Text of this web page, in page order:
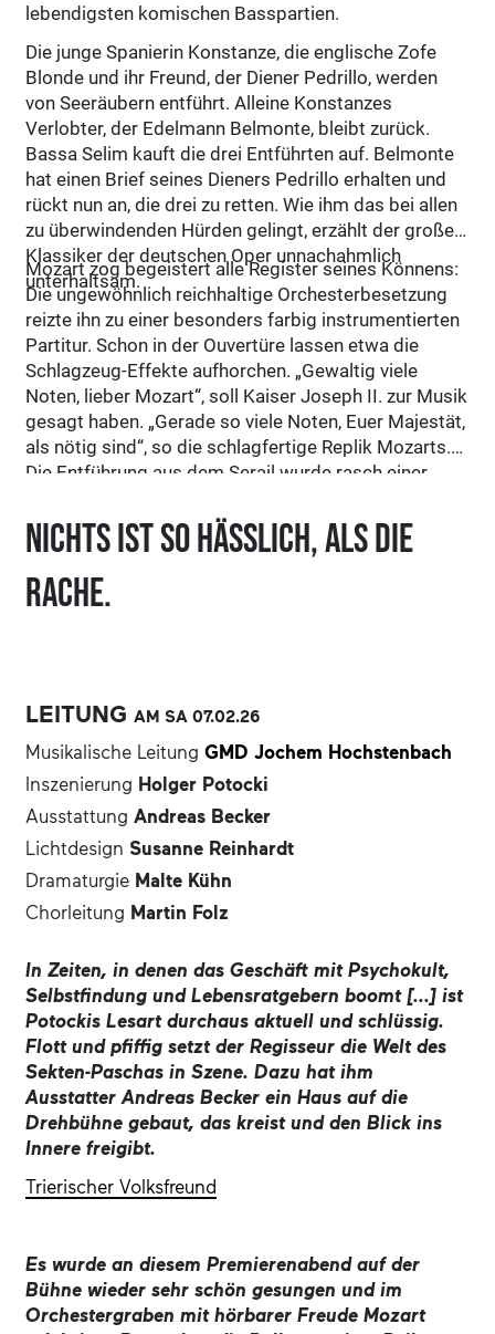
lebendigsten komischen Basspartien.
Die junge Spanierin Konstanze, die englische Zofe
Blonde und ihr Freund, der Diener Pedrillo, werden
von Seeräubern entführt. Alleine Konstanzes
Verlobter, der Edelmann Belmonte, bleibt zurück.
Bassa Selim kauft die drei Entführten auf. Belmonte
hat einen Brief seines Dieners Pedrillo erhalten und
rückt nun an, die drei zu retten. Wie ihm das bei allen
zu überwindenden Hürden gelingt, erzählt der große
Klassiker der deutschen Oper unnachahmlich
unterhaltsam.
Mozart zog begeistert alle Register seines Könnens:
Die ungewöhnlich reichhaltige Orchesterbesetzung
reizte ihn zu einer besonders farbig instrumentierten
Partitur. Schon in der Ouvertüre lassen etwa die
Schlagzeug-Effekte aufhorchen. „Gewaltig viele
Noten, lieber Mozart“, soll Kaiser Joseph II. zur Musik
gesagt haben. „Gerade so viele Noten, Euer Majestät,
als nötig sind“, so die schlagfertige Replik Mozarts.
Die Entführung aus dem Serail wurde rasch einer
Nichts ist so hässlich, als die
Rache.
LEITUNGAM SA07.02.26
Musikalische Leitung GMD Jochem Hochstenbach
Inszenierung Holger Potocki
Ausstattung Andreas Becker
Lichtdesign Susanne Reinhardt
Dramaturgie Malte Kühn
Chorleitung Martin Folz
In Zeiten, in denen das Geschäft mit Psychokult,
Selbstfindung und Lebensratgebern boomt [...] ist
Potockis Lesart durchaus aktuell und schlüssig.
Flott und pfiffig setzt der Regisseur die Welt des
Sekten-Paschas in Szene. Dazu hat ihm
Ausstatter Andreas Becker ein Haus auf die
Drehbühne gebaut, das kreist und den Blick ins
Innere freigibt.
Trierischer Volksfreund
Es wurde an diesem Premierenabend auf der
Bühne wieder sehr schön gesungen und im
Orchestergraben mit hörbarer Freude Mozart